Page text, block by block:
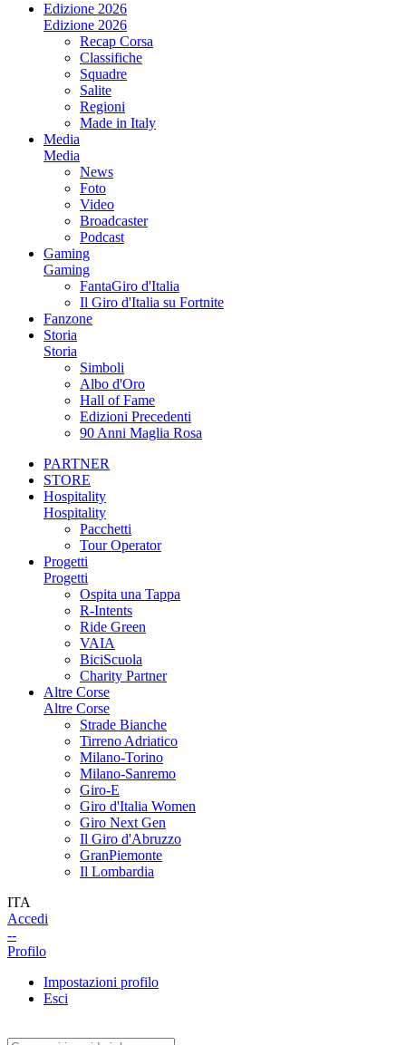
Edizione 2026
Edizione 2026
Recap Corsa
Classifiche
Squadre
Salite
Regioni
Made in Italy
Media
Media
News
Foto
Video
Broadcaster
Podcast
Gaming
Gaming
FantaGiro d'Italia
Il Giro d'Italia su Fortnite
Fanzone
Storia
Storia
Simboli
Albo d'Oro
Hall of Fame
Edizioni Precedenti
90 Anni Maglia Rosa
PARTNER
STORE
Hospitality
Hospitality
Pacchetti
Tour Operator
Progetti
Progetti
Ospita una Tappa
R-Intents
Ride Green
VAIA
BiciScuola
Charity Partner
Altre Corse
Altre Corse
Strade Bianche
Tirreno Adriatico
Milano-Torino
Milano-Sanremo
Giro-E
Giro d'Italia Women
Giro Next Gen
Il Giro d'Abruzzo
GranPiemonte
Il Lombardia
ITA
Accedi
--
Profilo
Impostazioni profilo
Esci